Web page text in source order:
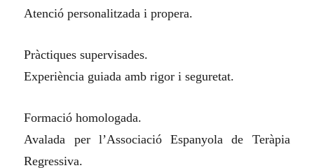
Atenció personalitzada i propera.
Pràctiques supervisades.
Experiència guiada amb rigor i seguretat.
Formació homologada.
Avalada per l’Associació Espanyola de Teràpia
Regressiva.